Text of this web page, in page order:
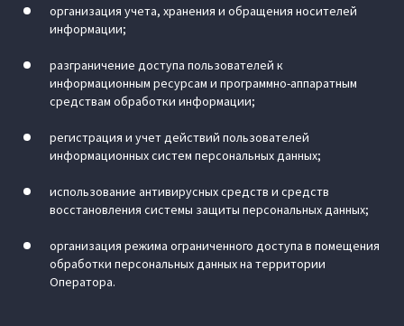
организация учета, хранения и обращения носителей
информации;
разграничение доступа пользователей к
информационным ресурсам и программно-аппаратным
средствам обработки информации;
регистрация и учет действий пользователей
информационных систем персональных данных;
использование антивирусных средств и средств
восстановления системы защиты персональных данных;
организация режима ограниченного доступа в помещения
обработки персональных данных на территории
Оператора.